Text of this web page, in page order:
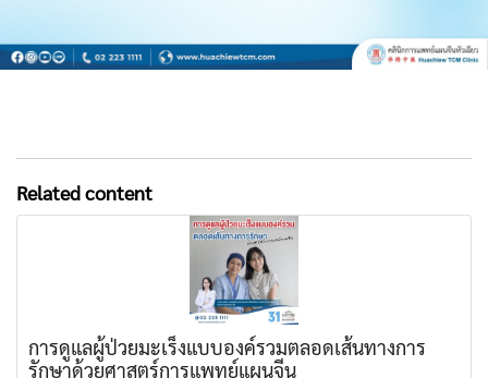
Related content
การดูแลผู้ป่วยมะเร็งแบบองค์รวมตลอดเส้นทางการ
รักษาด้วยศาสตร์การแพทย์แผนจีน